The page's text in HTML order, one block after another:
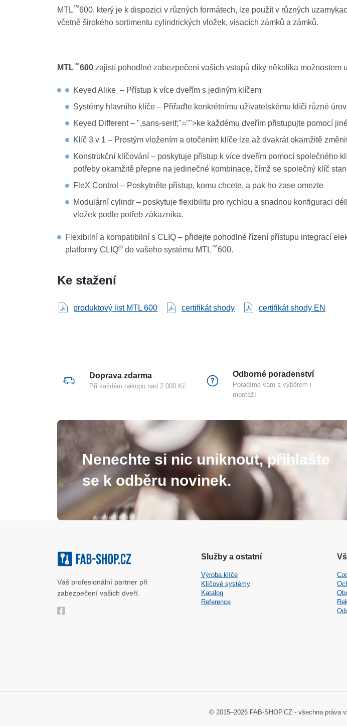
MTL™600, který je k dispozici v různých formátech, lze použít v různých
včetně širokého sortimentu cylindrických vložek, visacích zámků a zámků.
MTL™600 zajistí pohodlné zabezpečení vašich vstupů díky několika možnostem
Keyed Alike – Přístup k více dveřím s jediným klíčem
Systémy hlavního klíče – Přiřaďte konkrétnímu uživatelskému klíči různé
Keyed Different – ",sans-serif;"="">​​ke každému dveřím přistupujte pomocí jin
Klíč 3 v 1 – Prostým vložením a otočením klíče lze až dvakrát okamžitě
Konstrukční klíčování – poskytuje přístup k více dveřím pomocí společného
potřeby okamžitě přepne na jedinečné kombinace, čímž se společný klíč
FleX Control – Poskytněte přístup, komu chcete, a pak ho zase omezte
Modulární cylindr – poskytuje flexibilitu pro rychlou a snadnou konfiguraci
vložek podle potřeb zákazníka.
Flexibilní a kompatibilní s CLIQ – přidejte pohodlné řízení přístupu integrací
platformy CLIQ® do vašeho systému MTL™600.
Ke stažení
produktový list MTL 600 certifikát shody certifikát shody EN
Doprava zdarma
Při každém nákupu nad 2 000 Kč
Odborné poradenství
Poradíme vám s výběrem i
montáží
Nenechte si nic uniknout, přihlašte
se k odběru novinek.
Služby a ostatní
Výroba klíče
Klíčové systémy
Katalog
Reference
Váš profesionální partner při
zabezpečení vašich dveří.
© 2015–2026 FAB-SHOP.CZ - všechna práva